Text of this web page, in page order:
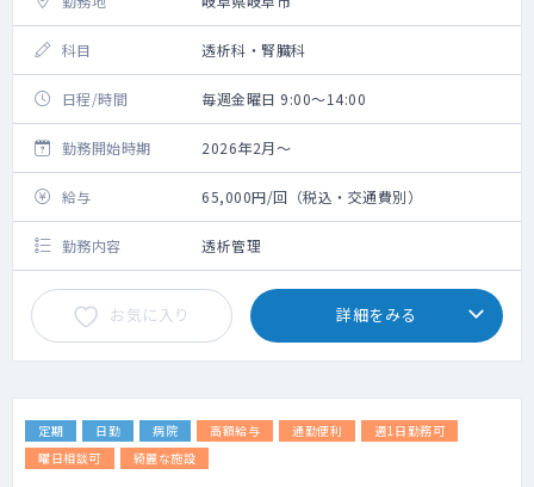
科目 透析科・腎臓科
日程/時間 毎週金曜日 9:00～14:00
勤務開始時期 2026年2月～
給与 65,000円/回（税込・交通費別）
勤務内容 透析管理
お気に入り 詳細をみる
定期 日勤 病院 高額給与 通勤便利
週1日勤務可
曜日相談可
綺麗な施設